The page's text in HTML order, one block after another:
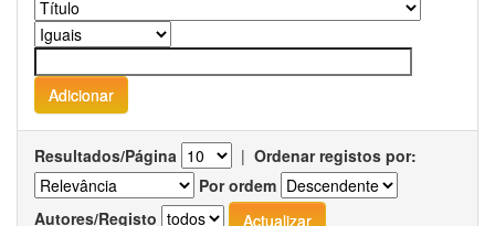
Resultados/Página | Ordenar registos por:
Por ordem
Autores/Registo